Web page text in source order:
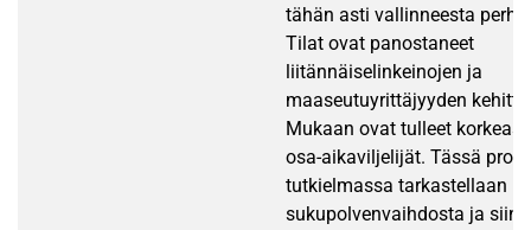
tähän asti vallinneesta
Tilat ovat panostaneet
liitännäiselinkeinojen ja
maaseutuyrittäjyyden
Mukaan ovat tulleet
osa-aikaviljelijät. Tässä pro
tutkielmassa tarkastellaan
sukupolvenvaihdosta ja